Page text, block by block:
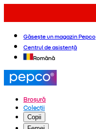
Găsește un magazin Pepco
Centrul de asistență
Română
Broșură
Colecții
Copii